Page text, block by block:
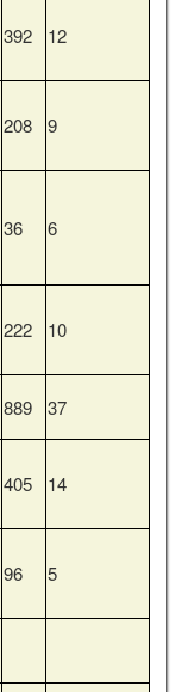
392 12
208 9
36 6
222 10
889 37
405 14
96 5